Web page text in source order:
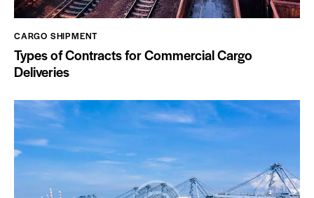
CARGO SHIPMENT
Types of Contracts for Commercial Cargo
Deliveries